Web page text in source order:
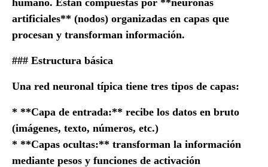
humano. Están compuestas por **neuronas
artificiales** (nodos) organizadas en capas que
procesan y transforman información.
### Estructura básica
Una red neuronal típica tiene tres tipos de capas:
* **Capa de entrada:** recibe los datos en bruto
(imágenes, texto, números, etc.)
* **Capas ocultas:** transforman la información
mediante pesos y funciones de activación